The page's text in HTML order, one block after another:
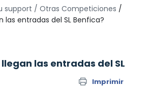
support / Otras Competiciones /
las entradas del SL Benfica?
las entradas del SL
Imprimir